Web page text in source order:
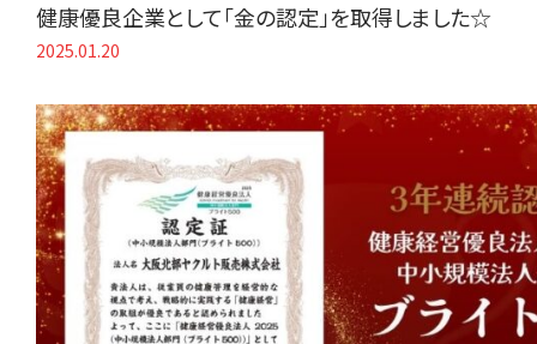
健康優良企業として「金の認定」を取得しました☆
2025.01.20